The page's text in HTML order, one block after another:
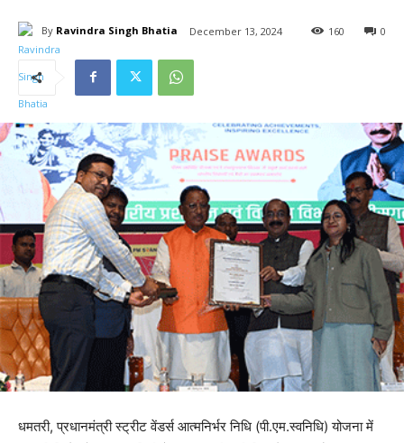
By Ravindra Singh Bhatia December 13, 2024 0
160
धमतरी, प्रधानमंत्री स्ट्रीट वेंडर्स आत्मनिर्भर निधि (पी.एम.स्वनिधि) योजना में